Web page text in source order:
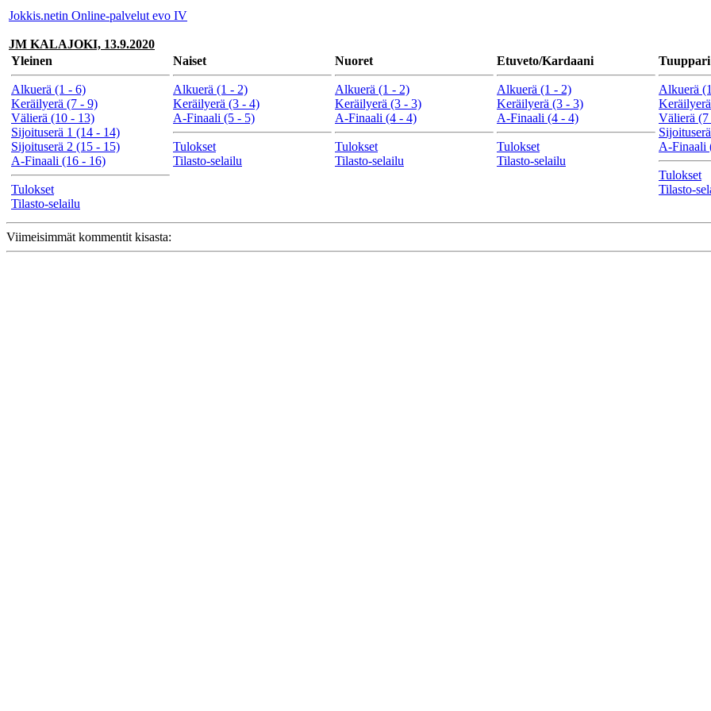
Jokkis.netin Online-palvelut evo IV
JM KALAJOKI, 13.9.2020
Yleinen
Alkuerä (1 - 6)
Keräilyerä (7 - 9)
Välierä (10 - 13)
Sijoituserä 1 (14 - 14)
Sijoituserä 2 (15 - 15)
A-Finaali (16 - 16)
Tulokset
Tilasto-selailu
Naiset
Alkuerä (1 - 2)
Keräilyerä (3 - 4)
A-Finaali (5 - 5)
Tulokset
Tilasto-selailu
Nuoret
Alkuerä (1 - 2)
Keräilyerä (3 - 3)
A-Finaali (4 - 4)
Tulokset
Tilasto-selailu
Etuveto/Kardaani
Alkuerä (1 - 2)
Keräilyerä (3 - 3)
A-Finaali (4 - 4)
Tulokset
Tilasto-selailu
Tuuppari
Alkuerä
Välierä (7
A-Finaali
Tulokset
Tilasto-
Viimeisimmät kommentit kisasta: